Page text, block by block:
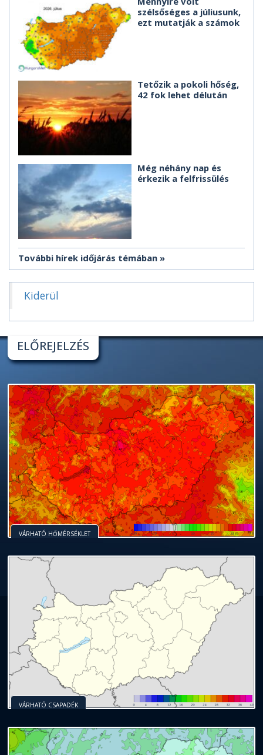
szélsőséges a júliusunk,
ezt mutatják a számok
Tetőzik a pokoli hőség,
42 fok lehet délután
Még néhány nap és
érkezik a felfrissülés
További hírek időjárás témában
Kiderül
ELŐREJELZÉS
VÁRHATÓ HŐMÉRSÉKLET
VÁRHATÓ CSAPADÉK